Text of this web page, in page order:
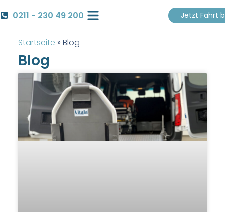
0211 - 230 49 200 Jetzt Fahrt
Startseite » Blog
Blog